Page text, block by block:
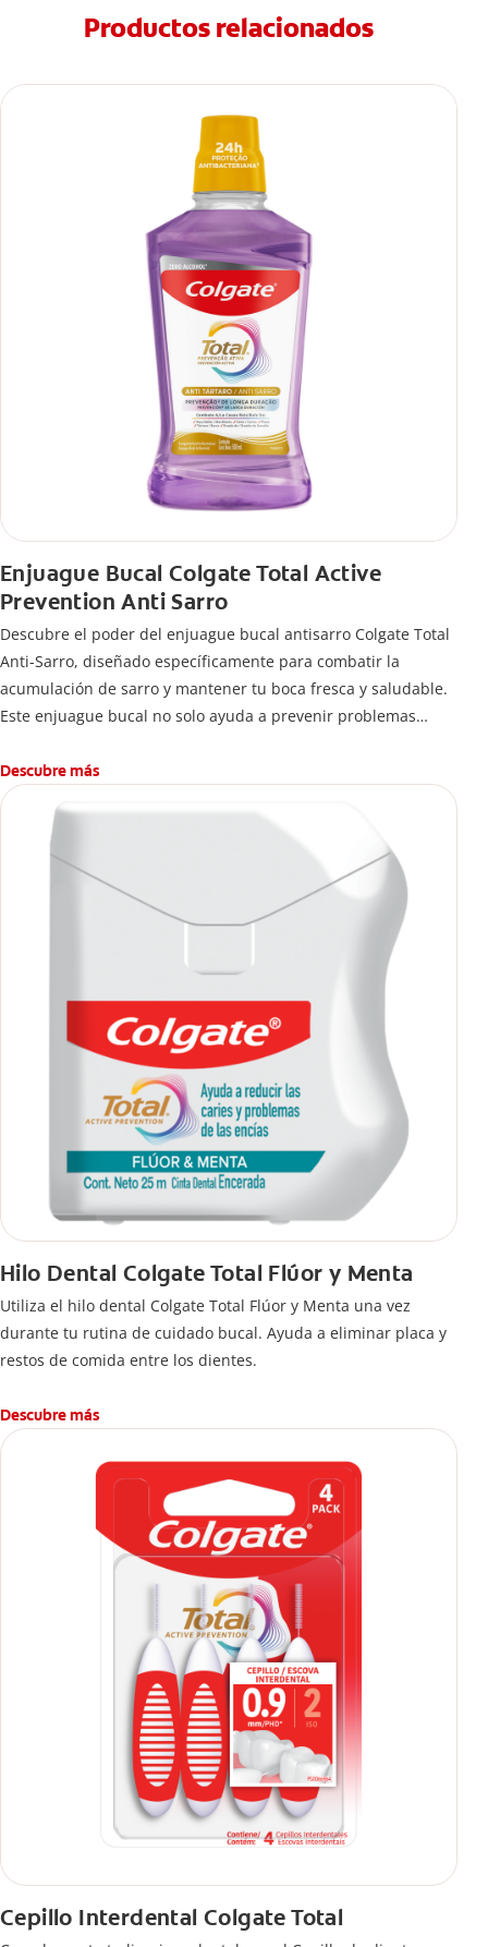
Productos relacionados
Enjuague Bucal Colgate Total Active
Prevention Anti Sarro
Descubre el poder del enjuague bucal antisarro Colgate Total
Anti-Sarro, diseñado específicamente para combatir la
acumulación de sarro y mantener tu boca fresca y saludable.
Este enjuague bucal no solo ayuda a prevenir problemas
Descubre más
Hilo Dental Colgate Total Flúor y Menta
Utiliza el hilo dental Colgate Total Flúor y Menta una vez
durante tu rutina de cuidado bucal. Ayuda a eliminar placa y
restos de comida entre los dientes.
Descubre más
Cepillo Interdental Colgate Total